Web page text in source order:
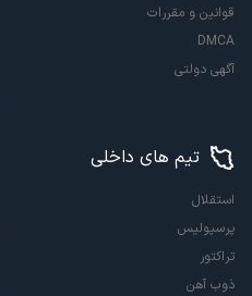
قوانین و مقررات
DMCA
آگهی دولتی
تیم های داخلی
استقلال
پرسپولیس
تراکتور
ذوب آهن